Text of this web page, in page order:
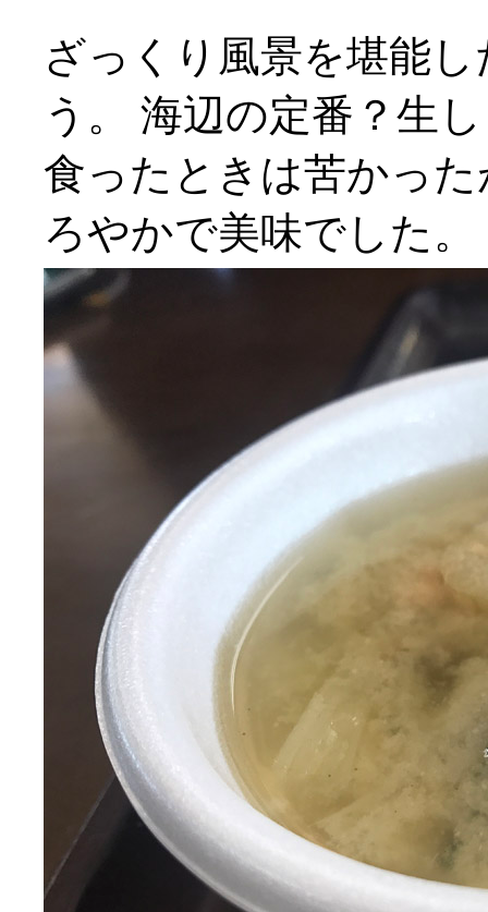
ざっくり風景を堪能
う。 海辺の定番？生
食ったときは苦かっ
ろやかで美味でした。